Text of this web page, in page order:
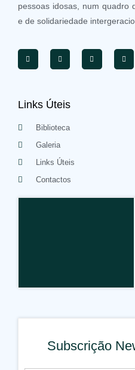
pessoas idosas, num quadro
e de solidariedade
Links Úteis
Biblioteca
Galeria
Links Úteis
Contactos
Subscrição